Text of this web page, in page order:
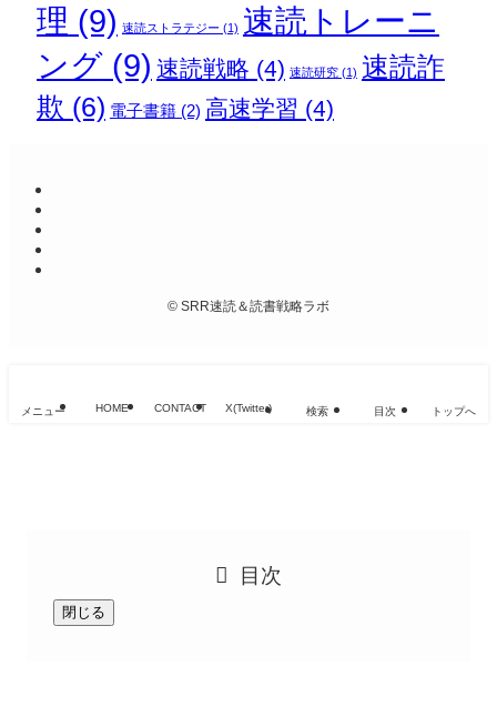
理 (9) 速読ストラテジー (1) 速読トレーニ
ング(9) 速読戦略 (4) 速読研究(1) 速読詐
欺 (6) 電子書籍(2) 高速学習 (4)
© SRR速読＆読書戦略ラボ
メニュー HOME CONTACT X(Twitter) 検索 目次 トップへ
目次
閉じる